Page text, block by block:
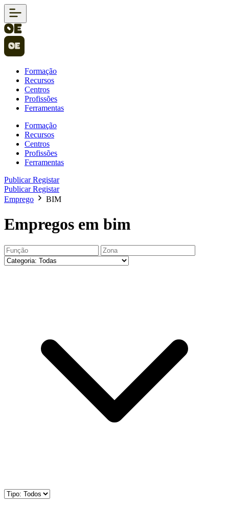
Formação
Recursos
Centros
Profissões
Ferramentas
Formação
Recursos
Centros
Profissões
Ferramentas
PublicarRegistar
PublicarRegistar
Emprego
BIM
Empregos em bim